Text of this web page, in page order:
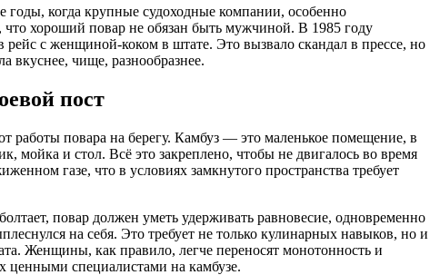
когда крупные судоходные компании, особенно
что хороший повар не обязан быть мужчиной. В 1985 году
с женщиной-коком в штате. Это вызвало скандал в прессе, но
вкуснее, чище, разнообразнее.
пост
работы повара на берегу. Камбуз — это маленькое помещение, в
мойка и стол. Всё это закреплено, чтобы не двигалось во время
газе, что в условиях замкнутого пространства требует
повар должен уметь удерживать равновесие, одновременно
на себя. Это требует не только кулинарных навыков, но и
Женщины, как правило, легче переносят монотонность и
ценными специалистами на камбузе.